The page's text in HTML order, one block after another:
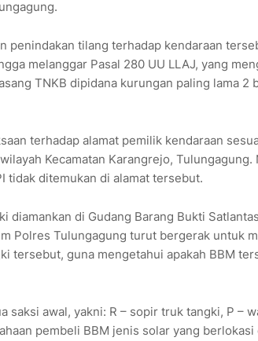
penindakan tilang terhadap kendaraan
melanggar Pasal 280 UU LLAJ, yang
TNKB dipidana kurungan paling lama 2
terhadap alamat pemilik kendaraan
Kecamatan Karangrejo,
tidak ditemukan di alamat tersebut.
diamankan di Gudang Barang Bukti
Polres Tulungagung turut bergerak untuk
tersebut, guna mengetahui apakah BBM
saksi awal, yakni: R – sopir truk tangki, P –
pembeli BBM jenis solar yang berlokasi